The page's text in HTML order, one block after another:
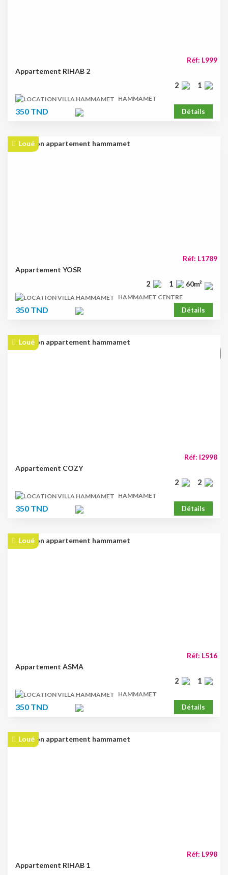
Réf: L999
Appartement RIHAB 2
2 1
HAMMAMET
350 TND Détails
Loué
Réf: L1789
Appartement YOSR
2 1 60m²
HAMMAMET CENTRE
350 TND Détails
Loué
Réf: l2998
Appartement COZY
2 2
HAMMAMET
350 TND Détails
Loué
Réf: L516
Appartement ASMA
2 1
HAMMAMET
350 TND Détails
Loué
Réf: L998
Appartement RIHAB 1